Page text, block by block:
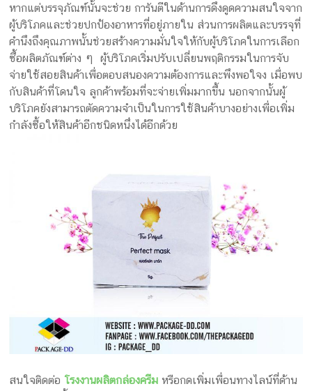
หากแต่บรรจุภัณฑ์นั้นจะช่วย การันตีในด้านการดึงดูดความสนใจจาก
ผู้บริโภคและช่วยปกป้องอาหารที่อยู่ภายใน ส่วนการผลิตและบรรจุที่
คำนึงถึงคุณภาพนั้นช่วยสร้างความมั่นใจให้กับผู้บริโภคในการเลือก
ซึ้อผลิตภัณฑ์ต่าง ๆ ผู้บริโภคเริ่มปรับเปลี่ยนพฤติกรรมในการจับ
จ่ายใช้สอยสินค้าเพื่อตอบสนองความต้องการและพึงพอใจง เมื่อพบ
กับสินค้าที่โดนใจ ลูกค้าพร้อมที่จะจ่ายเพิ่มมากขึ้น นอกจากนั้นผู้
บริโภคยังสามารถตัดความจำเป็นในการใช้สินค้าบางอย่างเพื่อเพิ่ม
กำลังซื้อให้สินค้าอีกชนิดหนึ่งได้อีกด้วย
สนใจติดต่อโรงงานผลิตกล่องครีม หรือกดเพิ่มเพื่อนทางไลน์ที่ด้าน